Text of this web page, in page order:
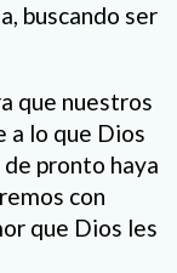
buscando ser
que nuestros
a lo que Dios
pronto haya
con
que Dios les